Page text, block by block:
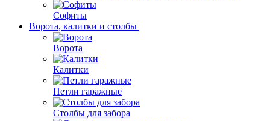
Софиты
Ворота, калитки и столбы
Ворота
Калитки
Петли гаражные
Столбы для забора